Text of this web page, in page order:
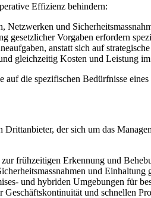
Effizienz behindern:
und
gesetzlicher Vorgaben erfordern
anstatt sich auf
gleichzeitig Kosten und Leistung
die spezifischen Bedürfnisse
der sich um das
frühzeitigen Erkennung und
und Einhaltung
und hybriden Umgebungen für
und schnellen